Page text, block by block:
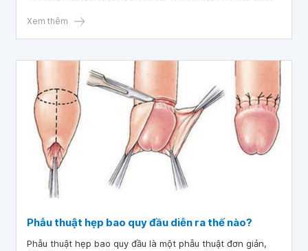
Xem thêm
Phẫu thuật hẹp bao quy đầu diễn ra thế nào?
Phẫu thuật hẹp bao quy đầu là một phẫu thuật đơn giản,